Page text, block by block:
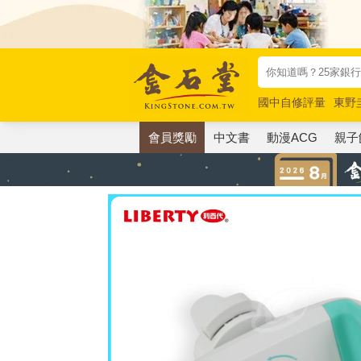
國中自修評量
東野
唯紅花綻放
奧德賽
會員獎勵 中文書 動漫ACG 親